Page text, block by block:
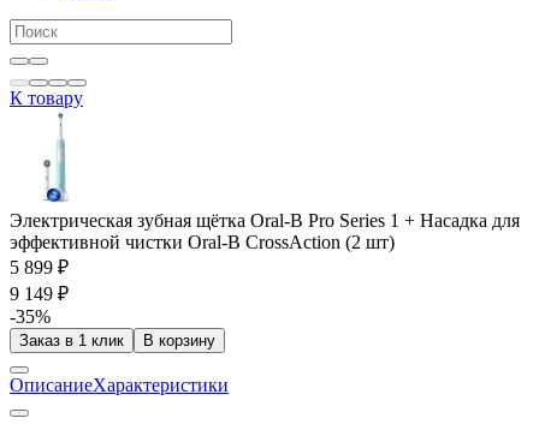
К товару
Электрическая зубная щётка Oral-B Pro Series 1 + Насадка для
эффективной чистки Oral-B CrossAction (2 шт)
5 899 ₽
9 149 ₽
-35%
Заказ в 1 клик В корзину
ОписаниеХарактеристики